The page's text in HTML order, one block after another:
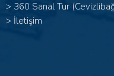
> 360 Sanal Tur
> İletişim